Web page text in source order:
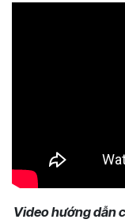
Video hướng dẫn